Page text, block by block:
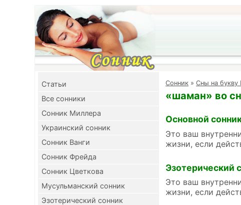
Cтатьи
Все сонники
Сонник Миллера
Украинский сонник
Сонник Ванги
Сонник Фрейда
Сонник Цветкова
Мусульманский сонник
Эзотерический сонник
Cонник » Сны на букву
«шаман» во
Основной
Это ваш
жизни, если
Эзотерический
Это ваш
жизни, если